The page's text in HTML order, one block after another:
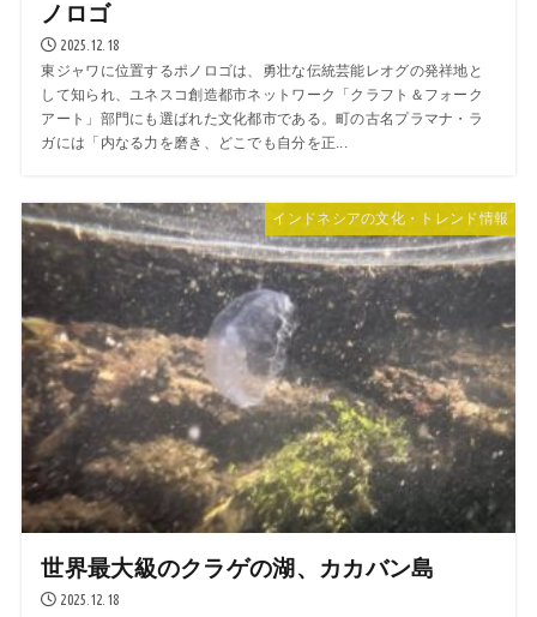
ノロゴ
2025.12.18
東ジャワに位置するポノロゴは、勇壮な伝統芸能レオグの発祥地と
して知られ、ユネスコ創造都市ネットワーク「クラフト＆フォーク
アート」部門にも選ばれた文化都市である。町の古名プラマナ・ラ
ガには「内なる力を磨き、どこでも自分を正...
インドネシアの文化・トレンド情報
世界最大級のクラゲの湖、カカバン島
2025.12.18